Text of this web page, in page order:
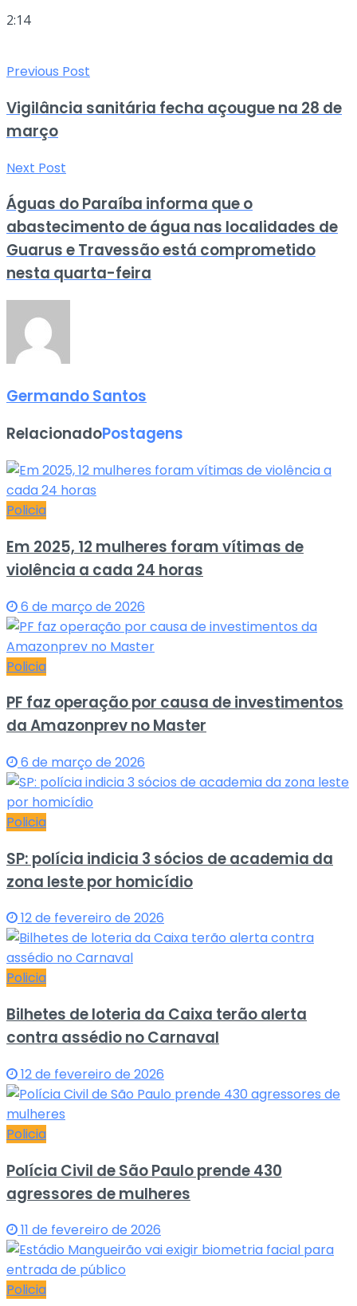
2:14
Previous Post
Vigilância sanitária fecha açougue na 28 de
março
Next Post
Águas do Paraíba informa que o
abastecimento de água nas localidades de
Guarus e Travessão está comprometido
nesta quarta-feira
Germando Santos
RelacionadoPostagens
Policia
Em 2025, 12 mulheres foram vítimas de
violência a cada 24 horas
6 de março de 2026
Policia
PF faz operação por causa de investimentos
da Amazonprev no Master
6 de março de 2026
Policia
SP: polícia indicia 3 sócios de academia da
zona leste por homicídio
12 de fevereiro de 2026
Policia
Bilhetes de loteria da Caixa terão alerta
contra assédio no Carnaval
12 de fevereiro de 2026
Policia
Polícia Civil de São Paulo prende 430
agressores de mulheres
11 de fevereiro de 2026
Policia